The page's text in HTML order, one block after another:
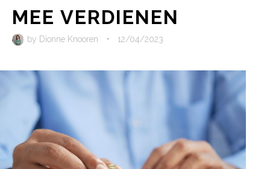
MEE VERDIENEN
by Dionne Knooren • 12/04/2023